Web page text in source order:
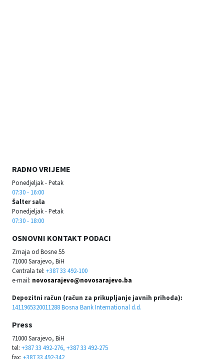
RADNO VRIJEME
Ponedjeljak - Petak
07:30 - 16:00
Šalter sala
Ponedjeljak - Petak
07:30 - 18:00
OSNOVNI KONTAKT PODACI
Zmaja od Bosne 55
71000 Sarajevo, BiH
Centrala tel: +387 33 492-100
e-mail: novosarajevo@novosarajevo.ba
Depozitni račun (račun za prikupljanje javnih prihoda):
1411965320011288 Bosna Bank International d.d.
Press
71000 Sarajevo, BiH
tel: +387 33 492-276, +387 33 492-275
fax: +387 33 492-342